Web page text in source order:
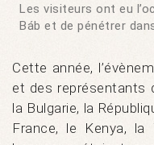
Les visiteurs ont eu
Báb et de pénétrer
Cette année,
et des représentants
la Bulgarie, la
France, le Kenya,